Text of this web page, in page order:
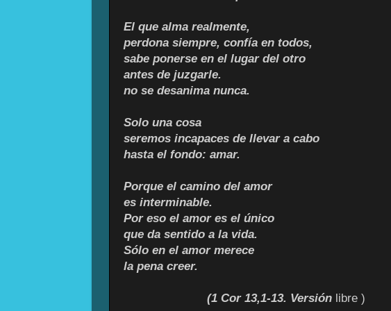
El que alma realmente,
perdona siempre, confía en todos,
sabe ponerse en el lugar del otro
antes de juzgarle.
no se desanima nunca.
Solo una cosa
seremos incapaces de llevar a cabo
hasta el fondo: amar.
Porque el camino del amor
es interminable.
Por eso el amor es el único
que da sentido a la vida.
Sólo en el amor merece
la pena creer.
(1 Cor 13,1-13. Versión libre )